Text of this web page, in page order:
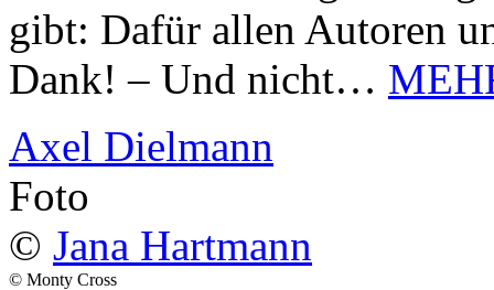
gibt: Dafür allen Autoren
Dank! – Und nicht…
Axel Dielmann
Foto
© Jana Hartmann
© Monty Cross